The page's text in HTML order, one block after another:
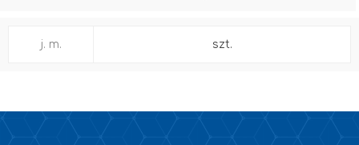
j. m. szt.